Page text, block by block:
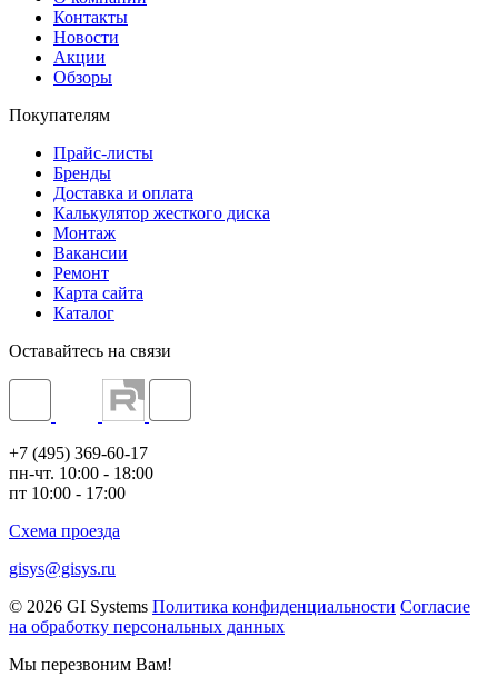
Контакты
Новости
Акции
Обзоры
Покупателям
Прайс-листы
Бренды
Доставка и оплата
Калькулятор жесткого диска
Монтаж
Вакансии
Ремонт
Карта сайта
Каталог
Оставайтесь на связи
+7 (495) 369-60-17
пн-чт. 10:00 - 18:00
пт 10:00 - 17:00
Схема проезда
gisys@gisys.ru
© 2026 GI Systems Политика конфиденциальности Согласие
на обработку персональных данных
Мы перезвоним Вам!